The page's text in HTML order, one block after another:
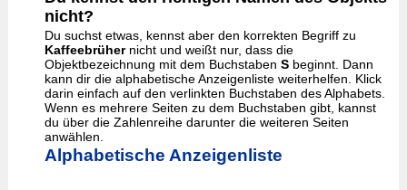
nicht?
Du suchst etwas, kennst aber den korrekten Begriff zu
Kaffeebrühernicht und weißt nur, dass die
Objektbezeichnung mit dem Buchstaben Sbeginnt. Dann
kann dir die alphabetische Anzeigenliste weiterhelfen. Klick
darin einfach auf den verlinkten Buchstaben des Alphabets.
Wenn es mehrere Seiten zu dem Buchstaben gibt, kannst
du über die Zahlenreihe darunter die weiteren Seiten
anwählen.
Alphabetische Anzeigenliste